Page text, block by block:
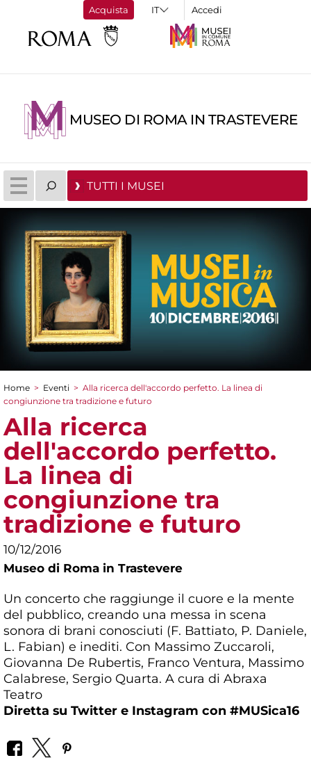
Acquista Accedi
MUSEO DI ROMA IN TRASTEVERE
TUTTI I MUSEI
Tu sei qui
Home > Eventi > Alla ricerca dell'accordo perfetto. La linea di
congiunzione tra tradizione e futuro
Alla ricerca
dell'accordo perfetto.
La linea di
congiunzione tra
tradizione e futuro
10/12/2016
Museo di Roma in Trastevere
Un concerto che raggiunge il cuore e la mente
del pubblico, creando una messa in scena
sonora di brani conosciuti (F. Battiato, P. Daniele,
L. Fabian) e inediti. Con Massimo Zuccaroli,
Giovanna De Rubertis, Franco Ventura, Massimo
Calabrese, Sergio Quarta. A cura di Abraxa
Teatro
Diretta su Twitter e Instagram con #MUSica16